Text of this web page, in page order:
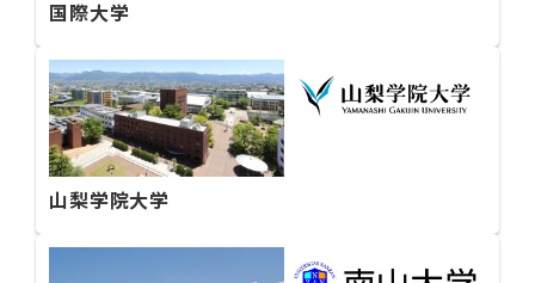
国際大学
山梨学院大学